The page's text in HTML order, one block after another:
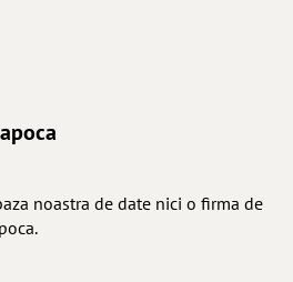
noastra de date nici o firma de